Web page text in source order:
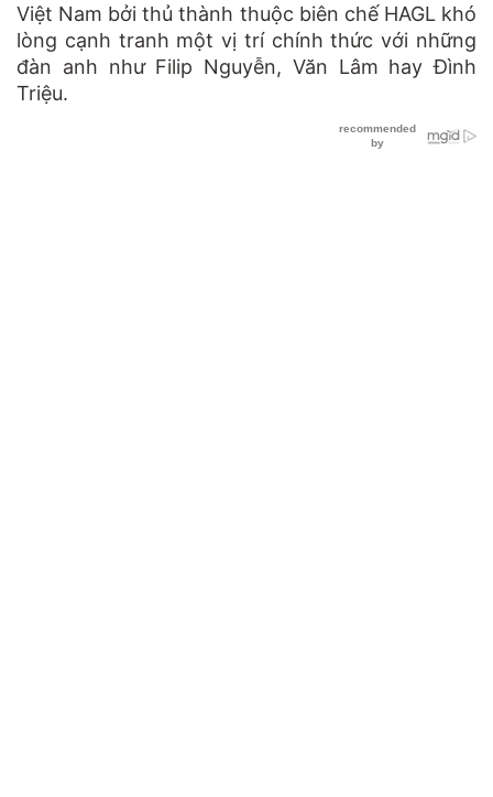
Việt Nam bởi thủ thành thuộc biên chế HAGL khó
lòng cạnh tranh một vị trí chính thức với những
đàn anh như Filip Nguyễn, Văn Lâm hay Đình
Triệu.